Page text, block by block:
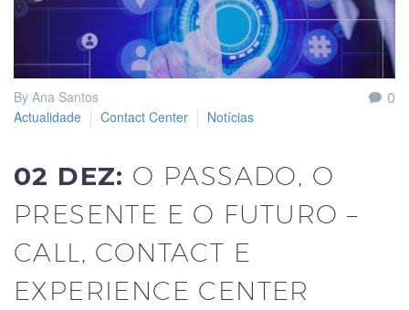
0
By Ana Santos
Actualidade
Contact Center Notícias
02 DEZ: O PASSADO, O
PRESENTE E O FUTURO –
CALL, CONTACT E
EXPERIENCE CENTER